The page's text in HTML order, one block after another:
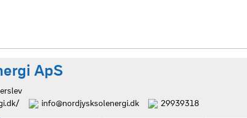
ApS
info@nordjysksolenergi.dk 29939318